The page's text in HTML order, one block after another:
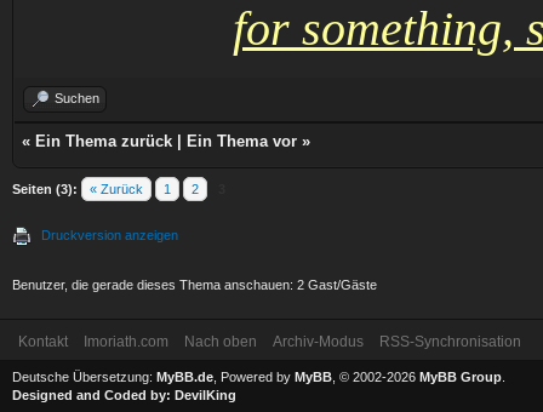
for something,
Suchen
« Ein Thema zurück Ein Thema vor »
Seiten (3): « Zurück 1 2
Druckversion anzeigen
Benutzer, die gerade dieses Thema anschauen: 2 Gast/Gäste
Kontakt Imoriath.com Nach oben Archiv-Modus RSS-Synchronisation
Deutsche Übersetzung: MyBB.de , Powered by MyBB , © 2002-2026 MyBB Group
Designed and Coded by: DevilKing